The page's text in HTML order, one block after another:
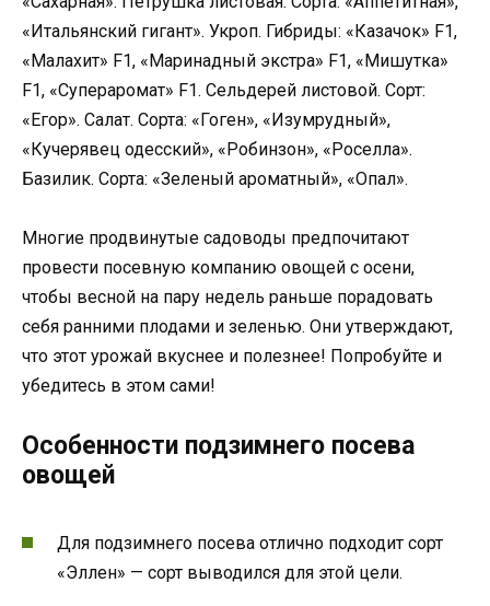
«Итальянский гигант». Укроп. Гибриды: «Казачок» F1,
«Малахит» F1, «Маринадный экстра» F1, «Мишутка»
F1, «Супераромат» F1. Сельдерей листовой. Сорт:
«Егор». Салат. Сорта: «Гоген», «Изумрудный»,
«Кучерявец одесский», «Робинзон», «Роселла».
Базилик. Сорта: «Зеленый ароматный», «Опал».
Многие продвинутые садоводы предпочитают
провести посевную компанию овощей с осени,
чтобы весной на пару недель раньше порадовать
себя ранними плодами и зеленью. Они утверждают,
что этот урожай вкуснее и полезнее! Попробуйте и
убедитесь в этом сами!
Особенности подзимнего посева
овощей
Для подзимнего посева отлично подходит сорт
«Эллен» — сорт выводился для этой цели.